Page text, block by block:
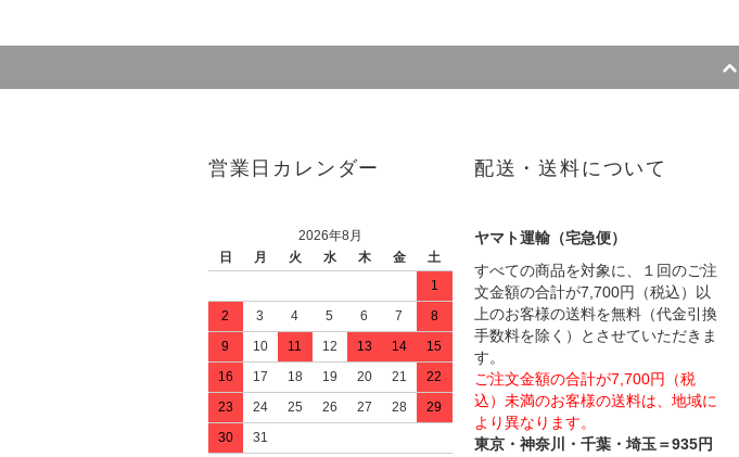
営業日カレンダー
2026年8月
日
月 火 水 木 金
土
1
2
3 4 5 6 7
8
9
10 11 12 13 14
15
16
17 18 19 20 21
22
23
24 25 26 27 28
29
30
31
配送・送料について
ヤマト運輸（宅急便）
すべての商品を対象に、１回のご注
文金額の合計が7,700円（税込）以
上のお客様の送料を無料（代金引換
手数料を除く）とさせていただきま
す。
ご注文金額の合計が7,700円（税
込）未満のお客様の送料は、地域に
より異なります。
東京・神奈川・千葉・埼玉＝935円